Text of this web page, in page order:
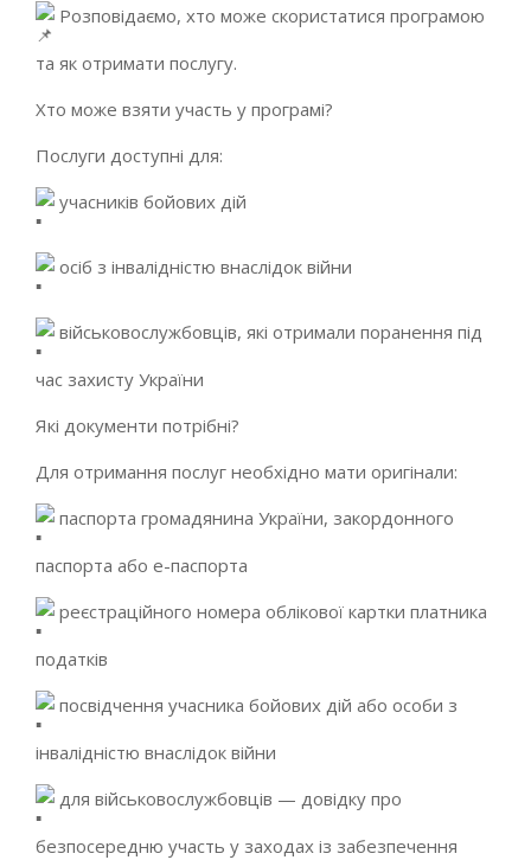
Розповідаємо, хто може скористатися програмою
та як отримати послугу.
Хто може взяти участь у програмі?
Послуги доступні для:
учасників бойових дій
осіб з інвалідністю внаслідок війни
військовослужбовців, які отримали поранення під
час захисту України
Які документи потрібні?
Для отримання послуг необхідно мати оригінали:
паспорта громадянина України, закордонного
паспорта або е-паспорта
реєстраційного номера облікової картки платника
податків
посвідчення учасника бойових дій або особи з
інвалідністю внаслідок війни
для військовослужбовців — довідку про
безпосередню участь у заходах із забезпечення